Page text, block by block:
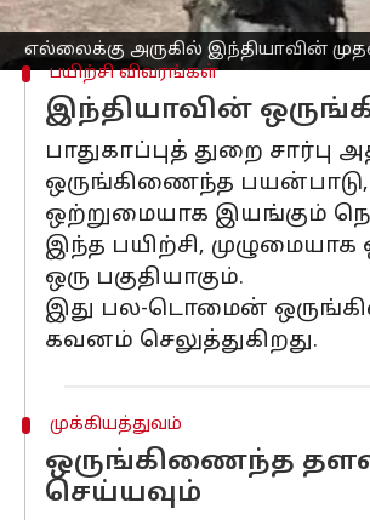
எல்லைக்கு அருகில் இந்தியாவின்
பயிற்சி விவரங்கள்
இந்தியாவின்
பாதுகாப்புத் துறை
ஒருங்கிணைந்த
ஒற்றுமையாக இயங்கும்
இந்த பயிற்சி,
ஒரு பகுதியாகும்.
இது பல-டொமைன்
கவனம் செலுத்துகிறது.
முக்கியத்துவம்
ஒருங்கிணைந்த
செய்யவும்